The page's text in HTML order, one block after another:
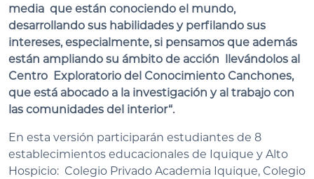
media que están conociendo el mundo,
desarrollando sus habilidades y perfilando sus
intereses, especialmente, si pensamos que además
están ampliando su ámbito de acción llevándolos al
Centro Exploratorio del Conocimiento Canchones,
que está abocado a la investigación y al trabajo con
las comunidades del interior“.
En esta versión participarán estudiantes de 8
establecimientos educacionales de Iquique y Alto
Hospicio: Colegio Privado Academia Iquique, Colegio